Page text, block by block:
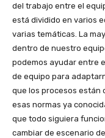
del trabajo entre el
está dividido en varios
varias temáticas. La
dentro de nuestro
podemos ayudar entre
de equipo para
que los procesos están
esas normas ya
que todo siguiera
cambiar de escenario